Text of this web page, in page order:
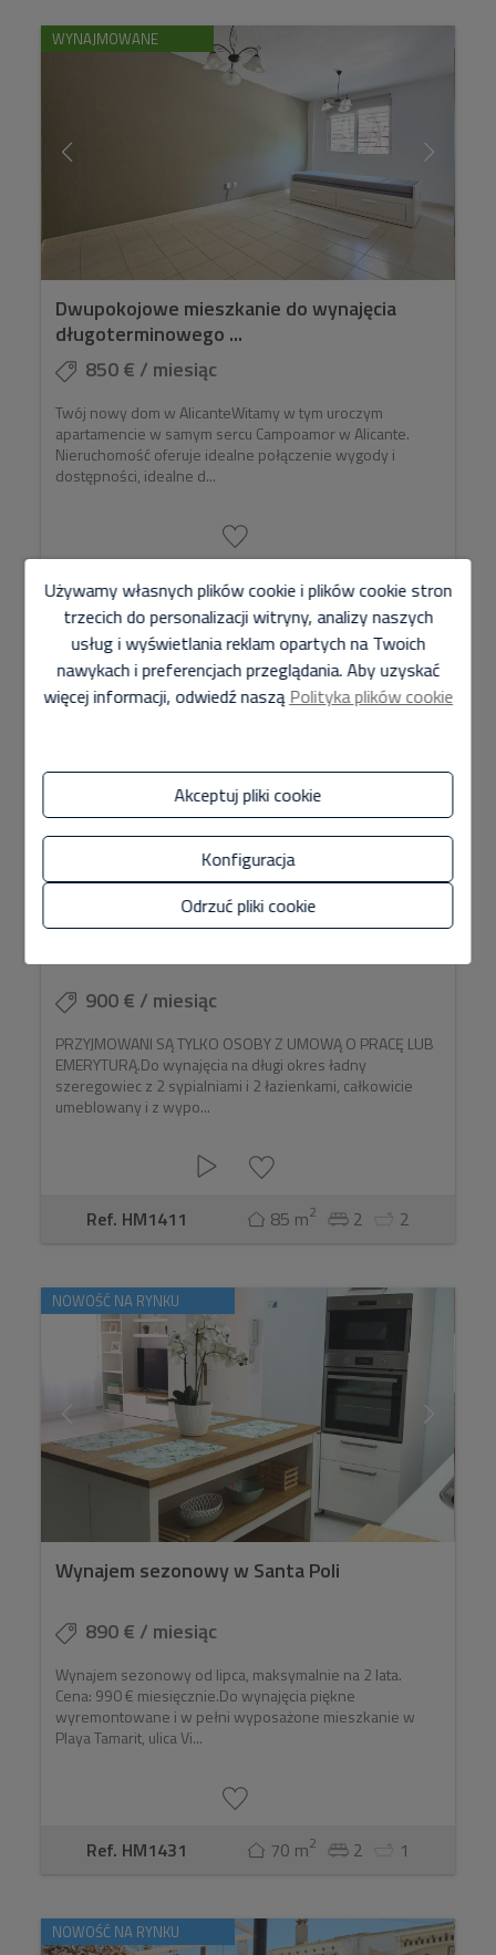
WYNAJMOWANE
Dwupokojowe mieszkanie do wynajęcia
długoterminowego ...
850 € / miesiąc
Twój nowy dom w AlicanteWitamy w tym uroczym
apartamencie w samym sercu Campoamor w Alicante.
Nieruchomość oferuje idealne połączenie wygody i
dostępności, idealne d...
Ref. HM197 70 m2 2 1 + 1
WYNAJMOWANE
900 € / miesiąc
PRZYJMOWANI SĄ TYLKO OSOBY Z UMOWĄ O PRACĘ LUB
EMERYTURĄ.Do wynajęcia na długi okres ładny
szeregowiec z 2 sypialniami i 2 łazienkami, całkowicie
umeblowany i z wypo...
Ref. HM1411 85 m2 2 2
NOWOŚĆ NA RYNKU
Wynajem sezonowy w Santa Poli
890 € / miesiąc
Wynajem sezonowy od lipca, maksymalnie na 2 lata.
Cena: 990 € miesięcznie.Do wynajęcia piękne
wyremontowane i w pełni wyposażone mieszkanie w
Playa Tamarit, ulica Vi...
Ref. HM1431 70 m2 2 1
NOWOŚĆ NA RYNKU
Używamy własnych plików cookie i plików cookie stron
trzecich do personalizacji witryny, analizy naszych
usług i wyświetlania reklam opartych na Twoich
nawykach i preferencjach przeglądania. Aby uzyskać
więcej informacji, odwiedź naszą Polityka plików cookie
Akceptuj pliki cookie
Konfiguracja
Odrzuć pliki cookie